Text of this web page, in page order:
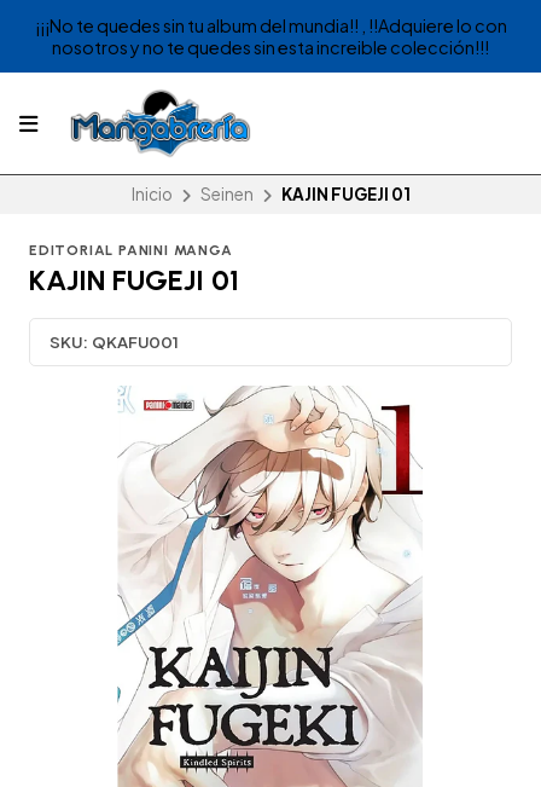
¡¡¡No te quedes sin tu album del mundia!! , !!Adquiere lo con
nosotros y no te quedes sin esta increible colección!!!
Inicio Seinen KAJIN FUGEJI 01
EDITORIAL PANINI MANGA
KAJIN FUGEJI 01
SKU: QKAFU001